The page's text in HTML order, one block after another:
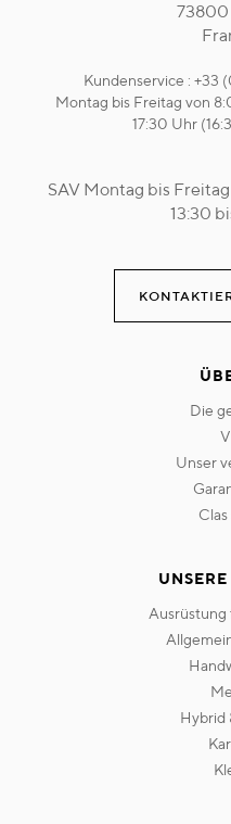
Kundenservice : +33
Montag bis Freitag von
17:30 Uhr
SAV Montag bis
13:30
die
unser